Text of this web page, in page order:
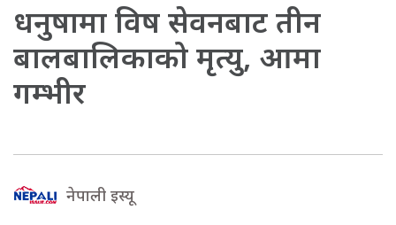
धनुषामा विष सेवनबाट तीन
बालबालिकाको मृत्यु, आमा
गम्भीर
नेपाली इस्यू